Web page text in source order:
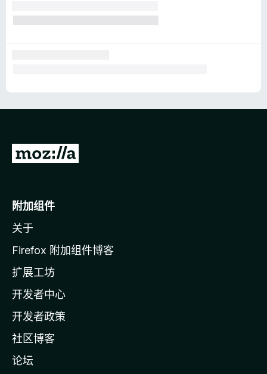
转
o
i
l
a
主
页
附加组件
关于
Firefox 附加组件博客
扩展工坊
开发者中心
开发者政策
社区博客
论坛